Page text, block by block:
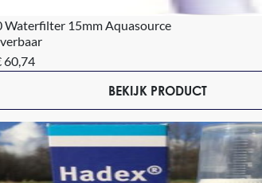
Waterfilter 15mm Aquasource
60,74
BEKIJK PRODUCT